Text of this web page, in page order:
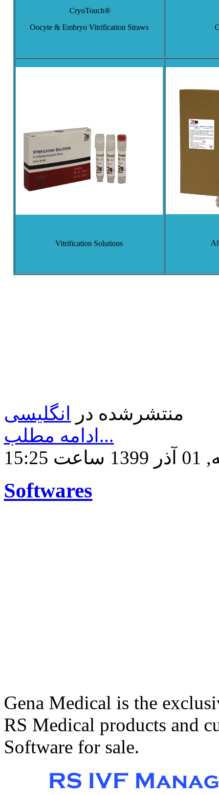
CryoTouch®
Oocyte & Embryo Vitrification Straws
Vitrification Solutions
منتشرشده در
انگلیسی
ادامه مطلب...
15:25
Softwares
Gena Medical is the
RS Medical products and
Software for sale.